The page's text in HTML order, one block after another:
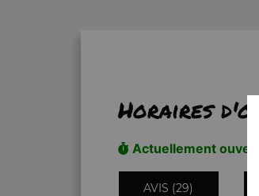
Horaires
Actuellement ouvert
AVIS (29)